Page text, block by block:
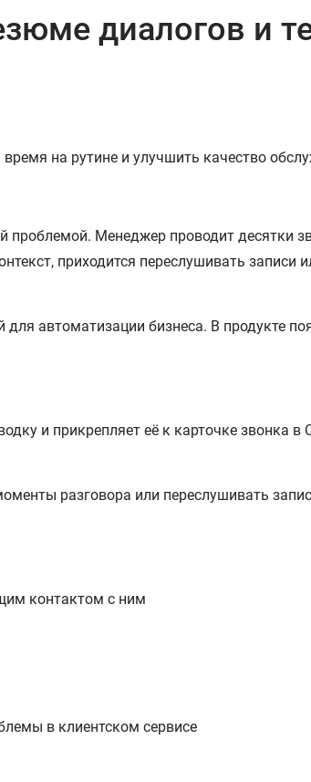
диалогов и
на рутине и улучшить качество
проблемой. Менеджер проводит десятки
приходится переслушивать записи
автоматизации бизнеса. В продукте
и прикрепляет её к карточке звонка
разговора или переслушивать
контактом с ним
в клиентском сервисе